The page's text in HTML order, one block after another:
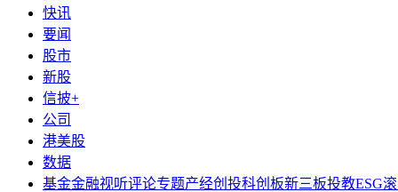
快讯
要闻
股市
新股
信披+
公司
港美股
数据
基金金融视听评论专题产经创投科创板新三板投教ESG